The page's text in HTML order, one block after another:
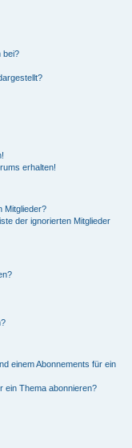
bei?
erhalten!
Mitglieder?
der ignorierten Mitglieder
einem Abonnements für ein
ein Thema abonnieren?